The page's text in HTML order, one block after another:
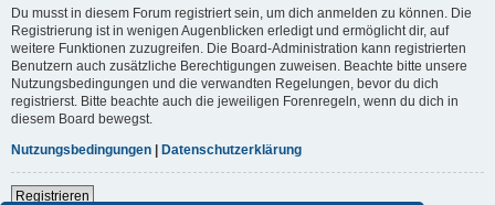
Du musst in diesem Forum registriert sein, um dich anmelden zu können. Die
Registrierung ist in wenigen Augenblicken erledigt und ermöglicht dir, auf
weitere Funktionen zuzugreifen. Die Board-Administration kann registrierten
Benutzern auch zusätzliche Berechtigungen zuweisen. Beachte bitte unsere
Nutzungsbedingungen und die verwandten Regelungen, bevor du dich
registrierst. Bitte beachte auch die jeweiligen Forenregeln, wenn du dich in
diesem Board bewegst.
Nutzungsbedingungen | Datenschutzerklärung
Registrieren